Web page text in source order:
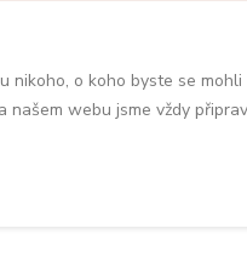
nikoho, o koho byste se mohli
našem webu jsme vždy